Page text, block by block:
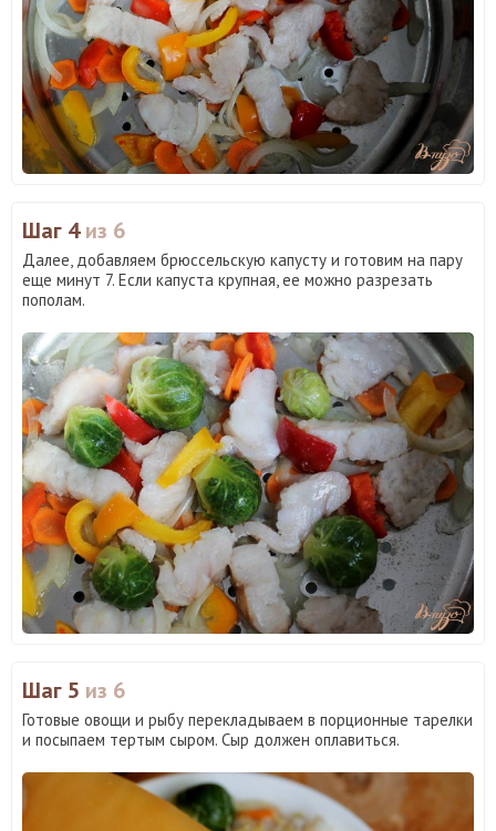
Шаг 4из 6
Далее, добавляем брюссельскую капусту и готовим на пару
еще минут 7. Если капуста крупная, ее можно разрезать
пополам.
Шаг 5 из 6
Готовые овощи и рыбу перекладываем в порционные тарелки
и посыпаем тертым сыром. Сыр должен оплавиться.